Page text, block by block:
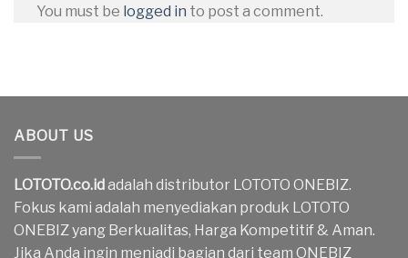
You must be logged in to post a comment.
ABOUT US
LOTOTO.co.id adalah distributor LOTOTO ONEBIZ.
Fokus kami adalah menyediakan produk LOTOTO
ONEBIZ yang Berkualitas, Harga Kompetitif & Aman.
Jika Anda ingin menjadi bagian dari team ONEBIZ